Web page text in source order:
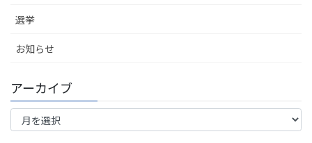
選挙
お知らせ
アーカイブ
ア